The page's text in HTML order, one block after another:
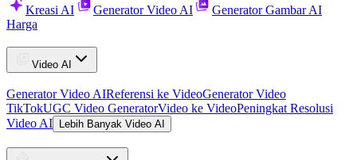
Kreasi AI Generator Video AI
Generator Gambar AI
Harga
Video AI
Generator Video AIReferensi ke VideoGenerator Video
TikTokUGC Video GeneratorVideo ke VideoPeningkat Resolusi
Video AI
Lebih Banyak Video AI